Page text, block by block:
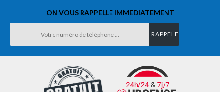
ON VOUS RAPPELLE IMMEDIATEMENT